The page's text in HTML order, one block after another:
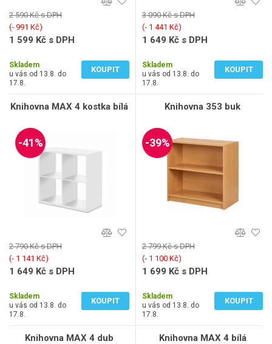
2 590 Kč s DPH
(‐ 991 Kč)
1 599 Kč s DPH
Skladem
u vás od 13.8. do
17.8.
KOUPIT
3 090 Kč s DPH
(‐ 1 441 Kč)
1 649 Kč s DPH
Skladem
u vás od 13.8. do
17.8.
KOUPIT
Knihovna MAX 4 kostka bílá
-41%
2 790 Kč s DPH
(‐ 1 141 Kč)
1 649 Kč s DPH
Skladem
u vás od 13.8. do
17.8.
KOUPIT
Knihovna 353 buk
-39%
2 799 Kč s DPH
(‐ 1 100 Kč)
1 699 Kč s DPH
Skladem
u vás od 13.8. do
17.8.
KOUPIT
Knihovna MAX 4 dub Knihovna MAX 4 bílá